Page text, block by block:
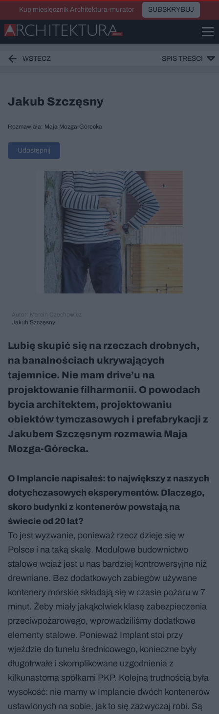
Kup miesięcznik Architektura-murator SUBSKRYBUJ
WSTECZ SPIS TREŚCI
Jakub Szczęsny
Rozmawiała: Maja Mozga-Górecka
Udostępnij
Autor: Marcin Czechowicz
Jakub Szczęsny
Lubię skupić się na rzeczach drobnych,
na banalnościach ukrywających
tajemnice. Nie mam drive’u na
projektowanie filharmonii. O powodach
bycia architektem, projektowaniu
obiektów tymczasowych i prefabrykacji z
Jakubem Szczęsnym rozmawia Maja
Mozga-Górecka.
O Implancie napisałeś: to największy z naszych
dotychczasowych eksperymentów. Dlaczego,
skoro budynki z kontenerów powstają na
świecie od 20 lat?
To jest wyzwanie, ponieważ rzecz dzieje się w
Polsce i na taką skalę. Modułowe budownictwo
stalowe wciąż jest u nas bardziej kontrowersyjne niż
drewniane. Bez dodatkowych zabiegów używane
kontenery morskie składają się w czasie pożaru w 7
minut. Żeby miały jakąkolwiek klasę zabezpieczenia
przeciwpożarowego, wprowadziliśmy dodatkowe
elementy stalowe. Ponieważ Implant stoi przy
wjeździe do tunelu średnicowego, konieczne były
długotrwałe i skomplikowane uzgodnienia z
kilkunastoma spółkami PKP. Kolejną trudnością była
wysokość: nie mamy w Implancie dwóch kontenerów
ustawionych na sobie, jak to się zazwyczaj robi. Są